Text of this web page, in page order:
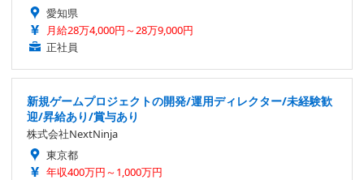
愛知県
月給28万4,000円～28万9,000円
正社員
新規ゲームプロジェクトの開発/運用ディレクター/未経験歓
迎/昇給あり/賞与あり
株式会社NextNinja
東京都
年収400万円～1,000万円